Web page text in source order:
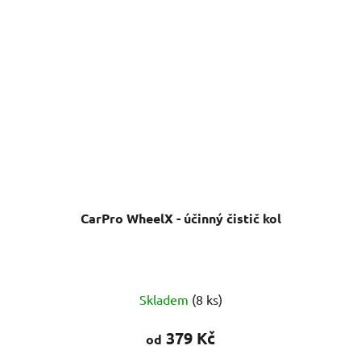
CarPro WheelX - účinný čistič kol
Skladem (8 ks)
od 379 Kč